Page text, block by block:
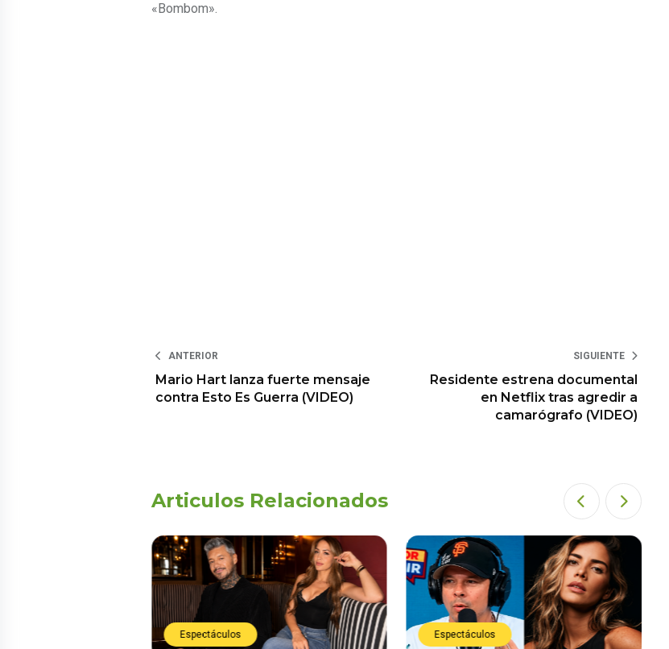
«Bombom».
ANTERIOR
Mario Hart lanza fuerte mensaje
contra Esto Es Guerra (VIDEO)
SIGUIENTE
Residente estrena documental
en Netflix tras agredir a
camarógrafo (VIDEO)
Articulos Relacionados
Espectáculos Espectáculos